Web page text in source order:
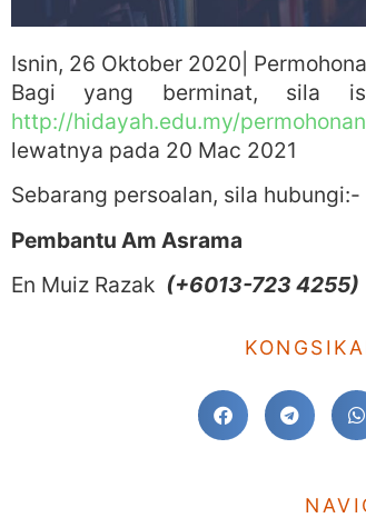
Isnin, 26 Oktober 2020|
Bagi yang berminat, sila
http://hidayah.edu.my/
lewatnya pada 20 Mac 2021
Sebarang persoalan, sila hubungi:-
Pembantu Am Asrama
En Muiz Razak (+6013-723 4255)